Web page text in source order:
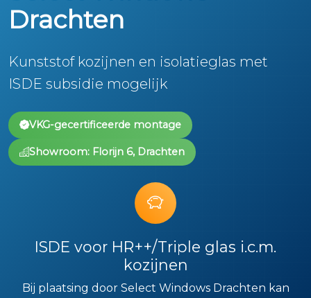
Drachten
Kunststof kozijnen en isolatieglas met
ISDE subsidie mogelijk
VKG-gecertificeerde montage
Showroom: Florijn 6, Drachten
ISDE voor HR++/Triple glas i.c.m.
kozijnen
Bij plaatsing door Select Windows Drachten kan